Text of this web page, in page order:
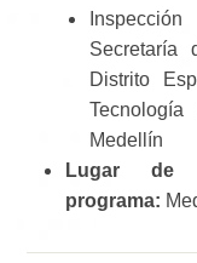
Secretaría
Distrito
Medellín
Lugar de
programa: